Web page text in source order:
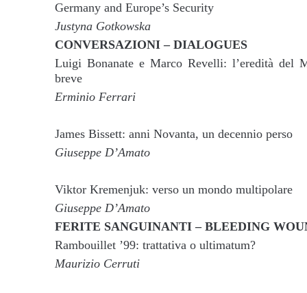
Germany and Europe’s Security
Justyna Gotkowska
CONVERSAZIONI – DIALOGUES
Luigi Bonanate e Marco Revelli: l’eredità del
breve
Erminio Ferrari
James Bissett: anni Novanta, un decennio perso
Giuseppe D’Amato
Viktor Kremenjuk: verso un mondo multipolare
Giuseppe D’Amato
FERITE SANGUINANTI – BLEEDING
Rambouillet ’99: trattativa o ultimatum?
Maurizio Cerruti